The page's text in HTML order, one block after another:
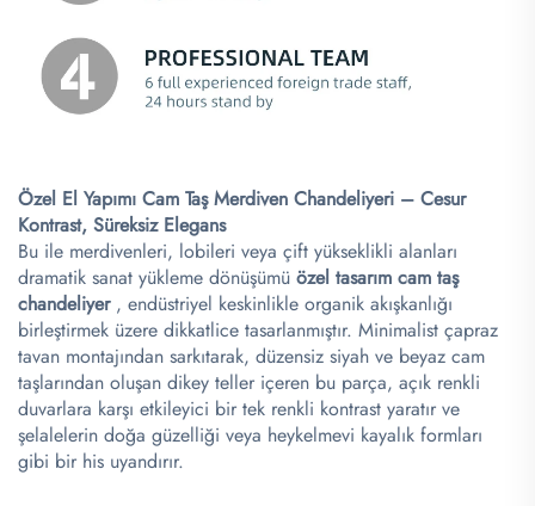
Özel El Yapımı Cam Taş Merdiven Chandeliyeri – Cesur
Kontrast, Süreksiz Elegans​
Bu ile merdivenleri, lobileri veya çift yükseklikli alanları
dramatik sanat yükleme dönüşümü özel tasarım cam taş
chandeliyer , endüstriyel keskinlikle organik akışkanlığı
birleştirmek üzere dikkatlice tasarlanmıştır. Minimalist çapraz
tavan montajından sarkıtarak, düzensiz siyah ve beyaz cam
taşlarından oluşan dikey teller içeren bu parça, açık renkli
duvarlara karşı etkileyici bir tek renkli kontrast yaratır ve
şelalelerin doğa güzelliği veya heykelmevi kayalık formları
gibi bir his uyandırır.